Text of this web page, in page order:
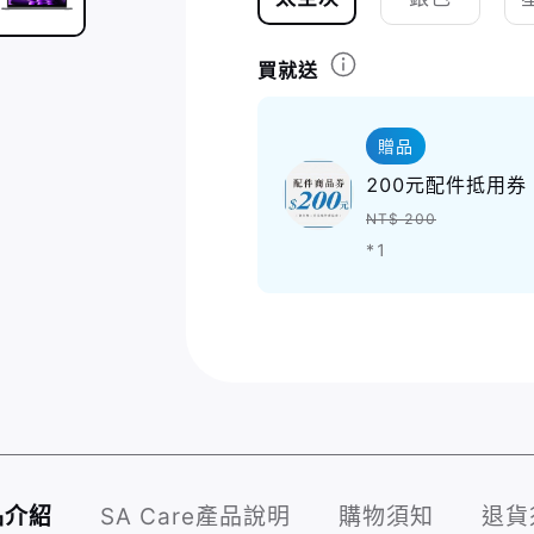
買就送
贈品
200元配件抵用券
NT$ 200
*1
紹 SA Care產品說明 購物須知 退